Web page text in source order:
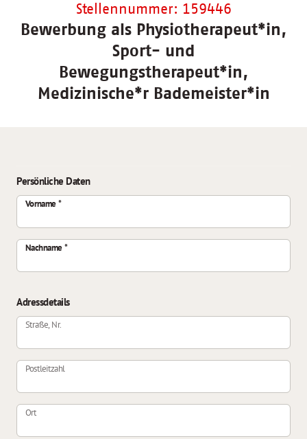
Stellennummer: 159446
Bewerbung als Physiotherapeut*in,
Sport- und
Bewegungstherapeut*in,
Medizinische*r Bademeister*in
Persönliche Daten
Vorname
Nachname
Adressdetails
Straße, Nr.
Postleitzahl
Ort